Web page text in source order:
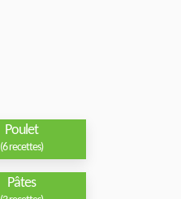
Poulet
(6 recettes)
Pâtes